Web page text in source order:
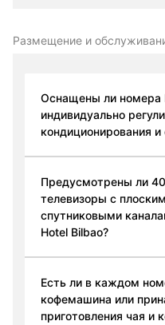
Размещение и
Оснащены ли номера
индивидуально
кондиционирования и
Предусмотрены ли
телевизоры с
спутниковыми
Hotel Bilbao?
Есть ли в каждом
кофемашина или
приготовления чая и